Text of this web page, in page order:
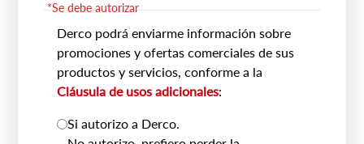
*Se debe autorizar
Derco podrá enviarme información sobre
promociones y ofertas comerciales de sus
productos y servicios, conforme a la
Cláusula de usos adicionales:
Si autorizo a Derco.